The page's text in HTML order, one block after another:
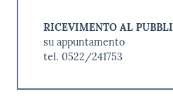
RICEVIMENTO AL
su appuntamento
tel. 0522/241753